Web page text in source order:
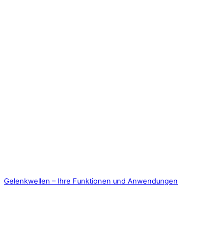
Gelenkwellen – Ihre Funktionen und Anwendungen